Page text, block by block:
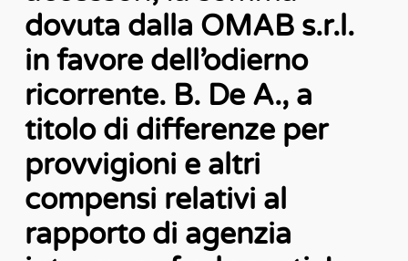
dovuta dalla OMAB s.r.l.
in favore dell’odierno
ricorrente. B. De A., a
titolo di differenze per
provvigioni e altri
compensi relativi al
rapporto di agenzia